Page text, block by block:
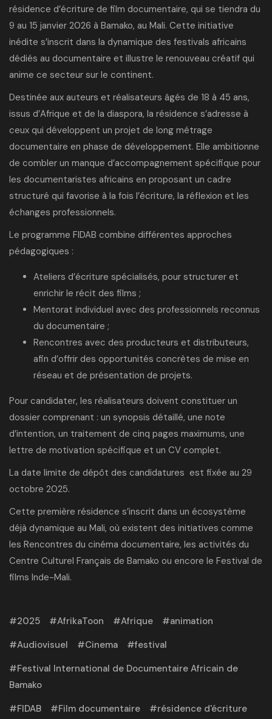
résidence d’écriture de film documentaire, qui se tiendra du
9 au 15 janvier 2026 à Bamako, au Mali. Cette initiative
inédite s’inscrit dans la dynamique des festivals africains
dédiés au documentaire et illustre le renouveau créatif qui
anime ce secteur sur le continent.
Destinée aux auteurs et réalisateurs âgés de 18 à 45 ans,
issus d’Afrique et de la diaspora, la résidence s’adresse à
ceux qui développent un projet de long métrage
documentaire en phase de développement. Elle ambitionne
de combler un manque d’accompagnement spécifique pour
les documentaristes africains en proposant un cadre
structuré qui favorise à la fois l’écriture, la réflexion et les
échanges professionnels.
Le programme FIDAB combine différentes approches
pédagogiques :
Ateliers d’écriture spécialisés, pour structurer et
enrichir le récit des films ;
Mentorat individuel avec des professionnels reconnus
du documentaire ;
Rencontres avec des producteurs et distributeurs,
afin d’offrir des opportunités concrètes de mise en
réseau et de présentation de projets.
Pour candidater, les réalisateurs doivent constituer un
dossier comprenant : un synopsis détaillé, une note
d’intention, un traitement de cinq pages maximums, une
lettre de motivation spécifique et un CV complet.
La date limite de dépôt des candidatures est fixée au 29
octobre 2025.
Cette première résidence s’inscrit dans un écosystème
déjà dynamique au Mali, où existent des initiatives comme
les Rencontres du cinéma documentaire, les activités du
Centre Culturel Français de Bamako ou encore le Festival de
films Inde-Mali.
2025 AfrikaToon Afrique
animation
Audiovisuel
Cinema
festival
Festival International de Documentaire Africain de
Bamako
FIDAB
Film documentaire
résidence d'écriture